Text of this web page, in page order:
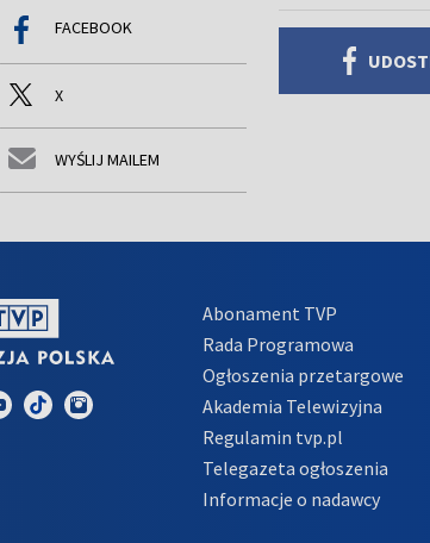
FACEBOOK
X
WYŚLIJ MAILEM
Abonament TVP
Rada Programowa
Ogłoszenia przetargowe
Akademia Telewizyjna
Regulamin tvp.pl
Telegazeta ogłoszenia
Informacje o nadawcy